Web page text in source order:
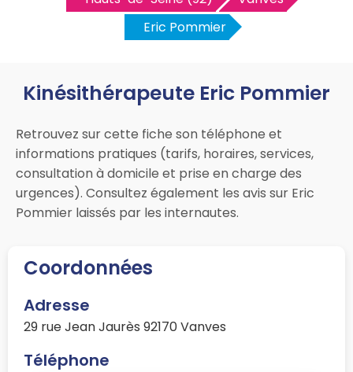
Eric Pommier
Kinésithérapeute Eric Pommier
Retrouvez sur cette fiche son téléphone et
informations pratiques (tarifs, horaires, services,
consultation à domicile et prise en charge des
urgences). Consultez également les avis sur Eric
Pommier laissés par les internautes.
Coordonnées
Adresse
29 rue Jean Jaurès 92170 Vanves
Téléphone